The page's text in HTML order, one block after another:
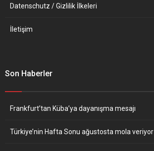
Datenschutz / Gizlilik İlkeleri
İletişim
Son Haberler
Frankfurt’tan Küba’ya dayanışma mesajı
Türkiye’nin Hafta Sonu ağustosta mola veriyor